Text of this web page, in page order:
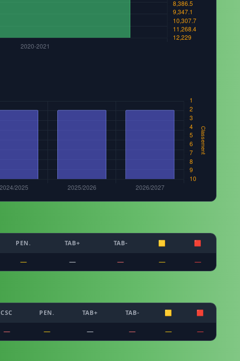
PEN. TAB+ TAB- 🟨 🟥
— — — — —
CSC PEN. TAB+ TAB- 🟨 🟥
— — — — — —